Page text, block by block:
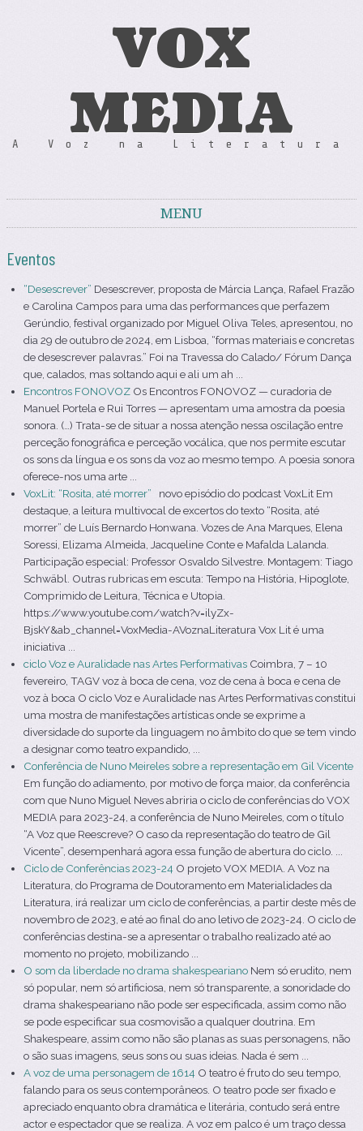
VOX
MEDIA
A Voz na Literatura
MENU
Eventos
“Desescrever” Desescrever, proposta de Márcia Lança, Rafael Frazão
e Carolina Campos para uma das performances que perfazem
Gerúndio, festival organizado por Miguel Oliva Teles, apresentou, no
dia 29 de outubro de 2024, em Lisboa, “formas materiais e concretas
de desescrever palavras.” Foi na Travessa do Calado/ Fórum Dança
que, calados, mas soltando aqui e ali um ah ...
Encontros FONOVOZ Os Encontros FONOVOZ — curadoria de
Manuel Portela e Rui Torres — apresentam uma amostra da poesia
sonora. (…) Trata-se de situar a nossa atenção nessa oscilação entre
perceção fonográfica e perceção vocálica, que nos permite escutar
os sons da língua e os sons da voz ao mesmo tempo. A poesia sonora
oferece-nos uma arte ...
VoxLit: “Rosita, até morrer” novo episódio do podcast VoxLit Em
destaque, a leitura multivocal de excertos do texto “Rosita, até
morrer” de Luís Bernardo Honwana. Vozes de Ana Marques, Elena
Soressi, Elizama Almeida, Jacqueline Conte e Mafalda Lalanda.
Participação especial: Professor Osvaldo Silvestre. Montagem: Tiago
Schwäbl. Outras rubricas em escuta: Tempo na História, Hipoglote,
Comprimido de Leitura, Técnica e Utopia.
https://www.youtube.com/watch?v=ilyZx-
BjskY&ab_channel=VoxMedia-AVoznaLiteratura Vox Lit é uma
iniciativa ...
ciclo Voz e Auralidade nas Artes Performativas Coimbra, 7 – 10
fevereiro, TAGV voz à boca de cena, voz de cena à boca e cena de
voz à boca O ciclo Voz e Auralidade nas Artes Performativas constitui
uma mostra de manifestações artísticas onde se exprime a
diversidade do suporte da linguagem no âmbito do que se tem vindo
a designar como teatro expandido, ...
Conferência de Nuno Meireles sobre a representação em Gil Vicente
Em função do adiamento, por motivo de força maior, da conferência
com que Nuno Miguel Neves abriria o ciclo de conferências do VOX
MEDIA para 2023-24, a conferência de Nuno Meireles, com o título
“A Voz que Reescreve? O caso da representação do teatro de Gil
Vicente”, desempenhará agora essa função de abertura do ciclo. ...
Ciclo de Conferências 2023-24 O projeto VOX MEDIA. A Voz na
Literatura, do Programa de Doutoramento em Materialidades da
Literatura, irá realizar um ciclo de conferências, a partir deste mês de
novembro de 2023, e até ao final do ano letivo de 2023-24. O ciclo de
conferências destina-se a apresentar o trabalho realizado até ao
momento no projeto, mobilizando ...
O som da liberdade no drama shakespeariano Nem só erudito, nem
só popular, nem só artificiosa, nem só transparente, a sonoridade do
drama shakespeariano não pode ser especificada, assim como não
se pode especificar sua cosmovisão a qualquer doutrina. Em
Shakespeare, assim como não são planas as suas personagens, não
o são suas imagens, seus sons ou suas ideias. Nada é sem ...
A voz de uma personagem de 1614 O teatro é fruto do seu tempo,
falando para os seus contemporâneos. O teatro pode ser fixado e
apreciado enquanto obra dramática e literária, contudo será entre
actor e espectador que se realiza. A voz em palco é um traço dessa